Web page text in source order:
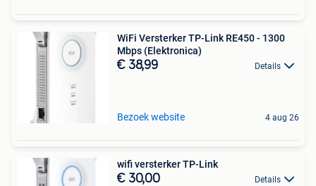
WiFi Versterker TP-Link RE450 - 1300
Mbps (Elektronica)
€ 38,99 Details
Bezoek website 4 aug 26
wifi versterker TP-Link
€ 30,00 Details